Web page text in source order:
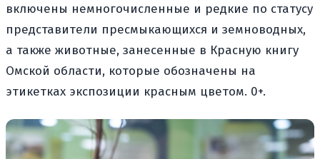
включены немногочисленные и редкие по статусу
представители пресмыкающихся и земноводных,
а также животные, занесенные в Красную книгу
Омской области, которые обозначены на
этикетках экспозиции красным цветом. 0+.